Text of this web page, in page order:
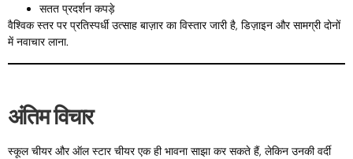
सतत प्रदर्शन कपड़े
वैश्विक स्तर पर प्रतिस्पर्धी उत्साह बाज़ार का विस्तार जारी है, डिज़ाइन और सामग्री दोनों
में नवाचार लाना.
अंतिम विचार
स्कूल चीयर और ऑल स्टार चीयर एक ही भावना साझा कर सकते हैं, लेकिन उनकी वर्दी